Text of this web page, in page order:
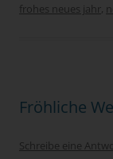
frohes neues jahr,
Fröhliche
Schreibe eine